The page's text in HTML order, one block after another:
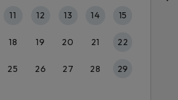
11 12 13 14 15
18 19 20 21 22
25 26 27 28 29